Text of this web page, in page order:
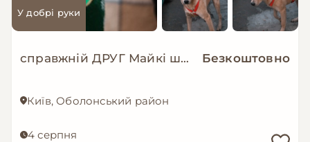
У добрі руки
справжній ДРУГ Майкі шукає родину! Безкоштовно
Київ, Оболонський район
4 серпня